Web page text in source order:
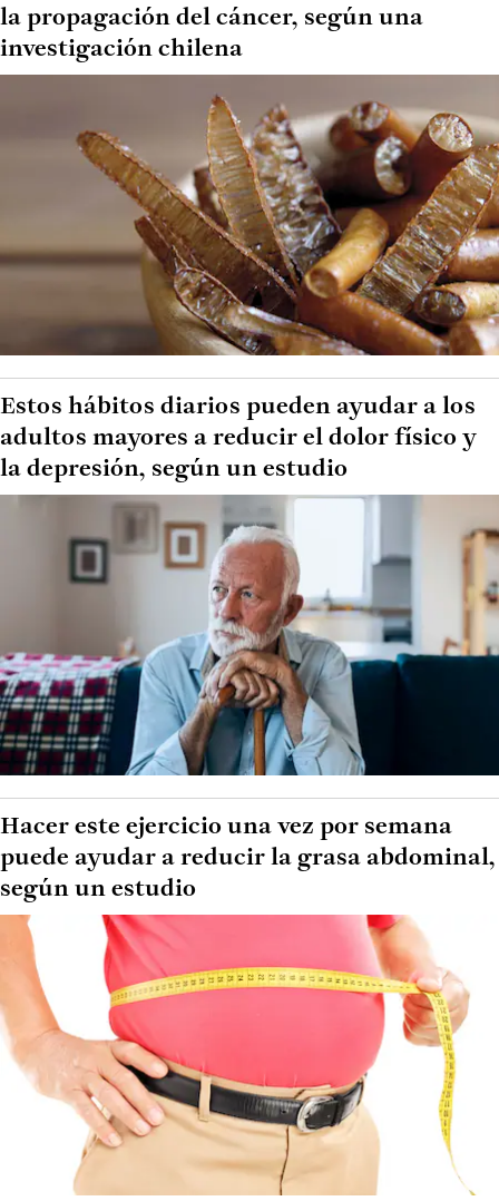
la propagación del cáncer, según una
investigación chilena
Estos hábitos diarios pueden ayudar a los
adultos mayores a reducir el dolor físico y
la depresión, según un estudio
Hacer este ejercicio una vez por semana
puede ayudar a reducir la grasa abdominal,
según un estudio